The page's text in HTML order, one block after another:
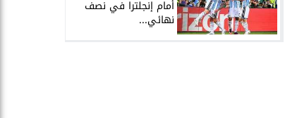
أمام إنجلترا في نصف
نهائي...